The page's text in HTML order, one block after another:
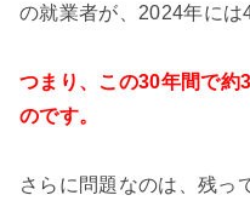
の就業者が、2024年には
つまり、この30年間で約
のです。
さらに問題なのは、残っ